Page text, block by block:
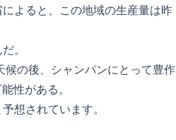
よると、この地域の生産量は昨
。
の後、シャンパンにとって豊作
性がある。
想されています。